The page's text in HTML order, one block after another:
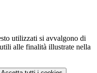
utilizzati si avvalgono di
alle finalità illustrate nella